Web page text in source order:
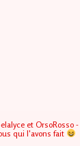
et OrsoRosso
qui l'avons fait